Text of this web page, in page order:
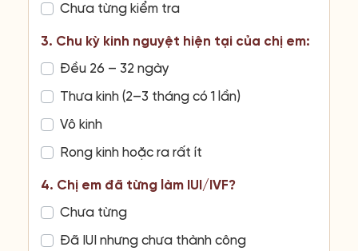
Chưa từng kiểm tra
3. Chu kỳ kinh nguyệt hiện tại của chị em:
Đều 26 – 32 ngày
Thưa kinh (2–3 tháng có 1 lần)
Vô kinh
Rong kinh hoặc ra rất ít
4. Chị em đã từng làm IUI/IVF?
Chưa từng
Đã IUI nhưng chưa thành công